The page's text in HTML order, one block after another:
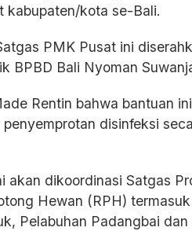
kabupaten/kota se-Bali.
PMK Pusat ini
BPBD Bali Nyoman
Rentin bahwa bantuan
disinfeksi
akan dikoordinasi Satgas
Hewan (RPH)
Pelabuhan Padangbai dan